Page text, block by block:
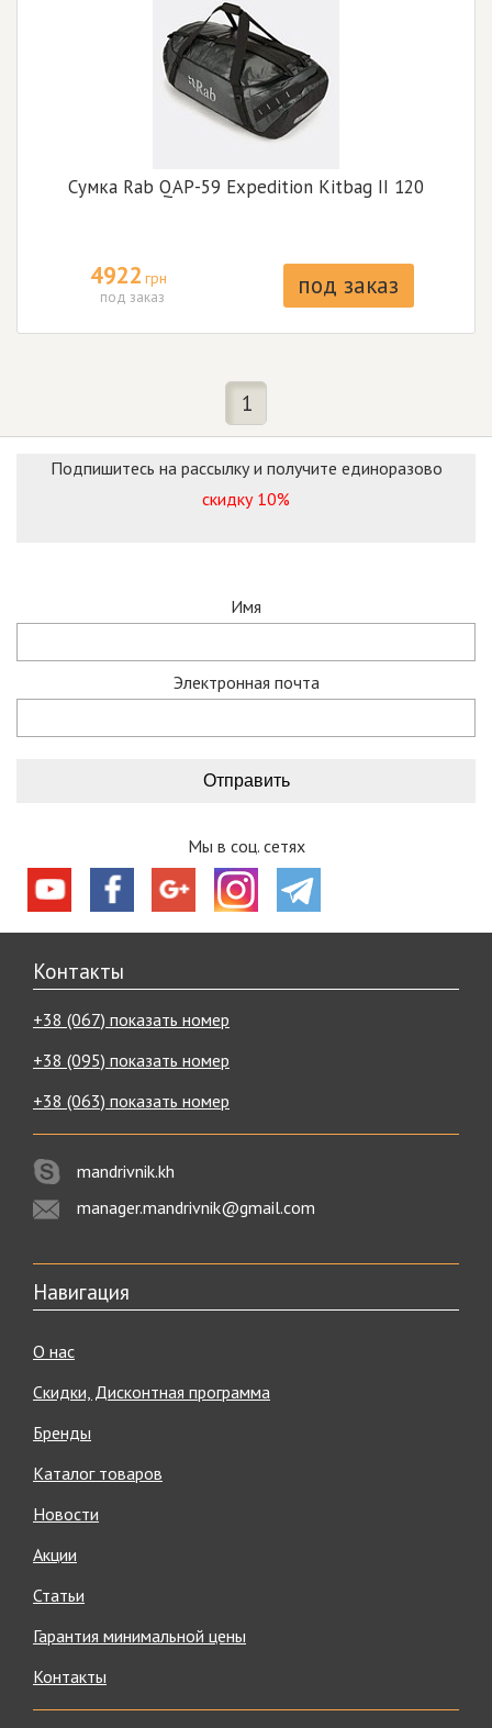
Сумка Rab QAP-59 Expedition Kitbag II 120
4922 грн
под заказ под заказ
1
Подпишитесь на рассылку и получите единоразово
скидку 10%
Имя
Электронная почта
Мы в соц. сетях
Контакты
+38 (067) показать номер
+38 (095) показать номер
+38 (063) показать номер
mandrivnik.kh
manager.mandrivnik@gmail.com
Навигация
О нас
Скидки, Дисконтная программа
Бренды
Каталог товаров
Новости
Акции
Статьи
Гарантия минимальной цены
Контакты